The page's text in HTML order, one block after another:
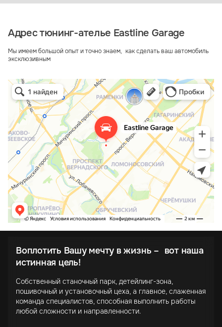
Адрес тюнинг-ателье Eastline Garage
Мы имеем большой опыт и точно знаем, как сделать ваш автомобиль
эксклюзивным
Воплотить Вашу мечту в жизнь – вот наша
истинная цель!
Собственный станочный парк, детейлинг-зона,
пошивочный и установочный цеха, а главное, слаженная
команда специалистов, способная выполнить работы
любой сложности и направленности.